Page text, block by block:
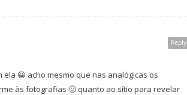
Reply
😀 acho mesmo que nas analógicas os
às fotografias 🙂 quanto ao sítio para revelar